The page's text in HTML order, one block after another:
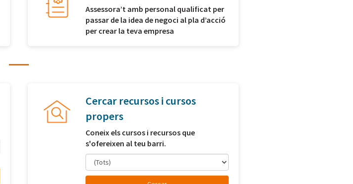
Assessora’t amb personal qualificat per
passar de la idea de negoci al pla d’acció
per crear la teva empresa
Cercar recursos i cursos
propers
Coneix els cursos i recursos que
s'ofereixen al teu barri.